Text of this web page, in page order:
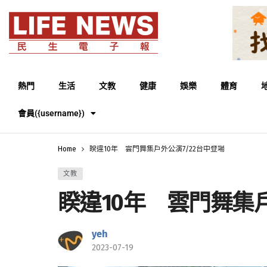
熱門 生活 文教 健康 娛樂 體育
會員({username})
Home 睽違10年 雲門舞集戶外公演7/22台中登場
文教
睽違10年 雲門舞集
yeh
2023-07-19